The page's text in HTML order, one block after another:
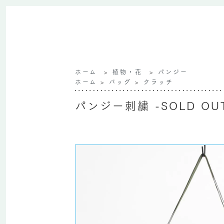
ホーム > 植物・花 > パンジー
ホーム > バッグ > クラッチ
パンジー刺繍 -SOLD